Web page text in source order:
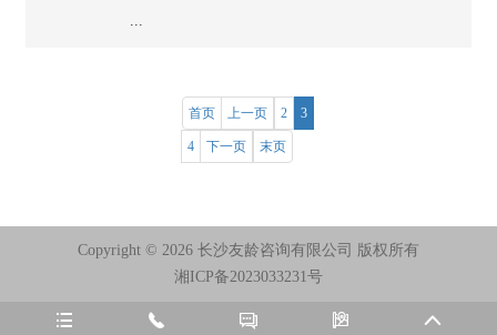
    
指南 GB/T 46401-2025
...
首页 上一页 2 3
4 下一页 末页
Copyright © 2026 长沙友龄咨询有限公司 版权所有
湘ICP备2023033231号